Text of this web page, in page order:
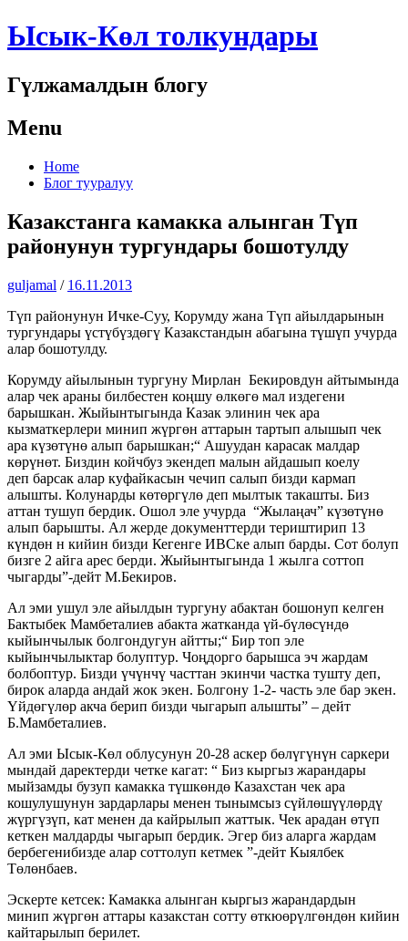
Ысык-Көл толкундары
Гүлжамалдын блогу
Menu
Skip
Home
Блог тууралуу
Казакстанга камакка алынган Түп
районунун тургундары бошотулду
guljamal / 16.11.2013
Түп районунун Ичке-Суу, Корумду жана Түп айылдарынын
тургундары үстүбүздөгү Казакстандын абагына түшүп учурда
алар бошотулду.
Корумду айылынын тургуну Мирлан Бекировдун айтымында
алар чек араны билбестен коңшу өлкөгө мал издегени
барышкан. Жыйынтыгында Казак элинин чек ара
кызматкерлери минип жүргөн аттарын тартып алышып чек
ара күзөтүнө алып барышкан;“ Ашуудан карасак малдар
көрүнөт. Биздин койчбуз экендеп малын айдашып коелу
деп барсак алар куфайкасын чечип салып бизди кармап
алышты. Колунарды көтөргүлө деп мылтык такашты. Биз
аттан тушуп бердик. Ошол эле учурда “Жылаңач” күзөтүнө
алып барышты. Ал жерде документтерди териштирип 13
күндөн н кийин бизди Кегенге ИВСке алып барды. Сот болуп
бизге 2 айга арес берди. Жыйынтыгында 1 жылга соттоп
чыгарды”-дейт М.Бекиров.
Ал эми ушул эле айылдын тургуну абактан бошонуп келген
Бактыбек Мамбеталиев абакта жатканда үй-бүлөсүндө
кыйынчылык болгондугун айтты;“ Бир топ эле
кыйынчылыктар болуптур. Чоңдорго барышса эч жардам
болбоптур. Бизди үчүнчү часттан экинчи частка тушту деп,
бирок аларда андай жок экен. Болгону 1-2- часть эле бар экен.
Үйдөгүлөр акча берип бизди чыгарып алышты” – дейт
Б.Мамбеталиев.
Ал эми Ысык-Көл облусунун 20-28 аскер бөлүгүнүн саркери
мындай даректерди четке кагат: “ Биз кыргыз жарандары
мыйзамды бузуп камакка түшкөндө Казахстан чек ара
кошулушунун зардарлары менен тынымсыз сүйлөшүүлөрдү
жүргүзүп, кат менен да кайрылып жаттык. Чек арадан өтүп
кеткен малдарды чыгарып бердик. Эгер биз аларга жардам
бербегенибизде алар соттолуп кетмек ”-дейт Кыялбек
Төлөнбаев.
Эскерте кетсек: Камакка алынган кыргыз жарандардын
минип жүргөн аттары казакстан сотту өткюөрүлгөндөн кийин
кайтарылып берилет.